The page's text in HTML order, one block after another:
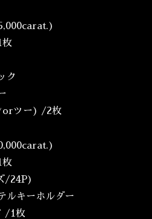
枚
ク
orツー) /2枚
枚
/24P)
ルキーホルダー
/1枚